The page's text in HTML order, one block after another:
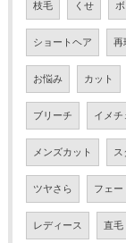
枝毛 くせ
ショートヘア 再
お悩み カット
ブリーチ イメチ
メンズカット ス
ツヤさら フェー
レディース 直毛